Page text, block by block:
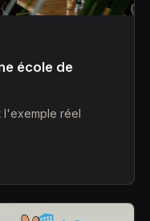
école de
l'exemple réel